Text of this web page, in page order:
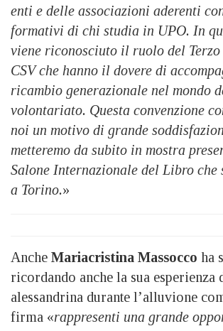
enti e delle associazioni aderenti
formativi di chi studia in UPO. In
viene riconosciuto il ruolo del Terzo
CSV che hanno il dovere di
ricambio generazionale nel mondo
volontariato. Questa convenzione
noi un motivo di grande
metteremo da subito in mostra
Salone Internazionale del Libro che
a Torino.»
Anche Mariacristina Massocco ha
ricordando anche la sua
alessandrina durante l’alluvione
firma «rappresenti una grande